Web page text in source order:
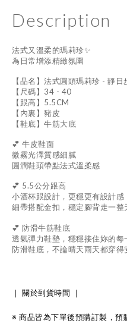
Description
法式又溫柔的瑪莉珍✨
為日常增添精緻氛圍
【品名】法式圓頭瑪莉珍 - 靜日
【尺碼】34 - 40
【跟高】5.5CM
【內裏】豬皮
【鞋底】牛筋大底
💕 牛皮鞋面
微霧光澤質感細膩
圓潤鞋頭帶點法式溫柔感
💕 5.5公分跟高
小酒杯跟設計，更穩更有設計感
細帶搭配金扣，穩定腳背走一整
💕 防滑牛筋鞋底
透氣彈力鞋墊，穩穩接住妳的每
防滑鞋底，不論晴天雨天都穿得
｜ 關於到貨時間 ｜
※ 商品皆為下單後預購訂製，預